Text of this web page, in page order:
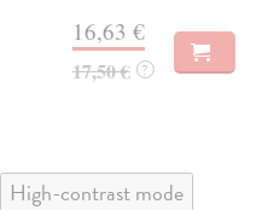
16,63 €
17,50 € ?
High-contrast mode